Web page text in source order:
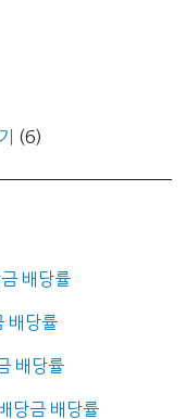
(6)
배당률
배당률
배당률
당금 배당률